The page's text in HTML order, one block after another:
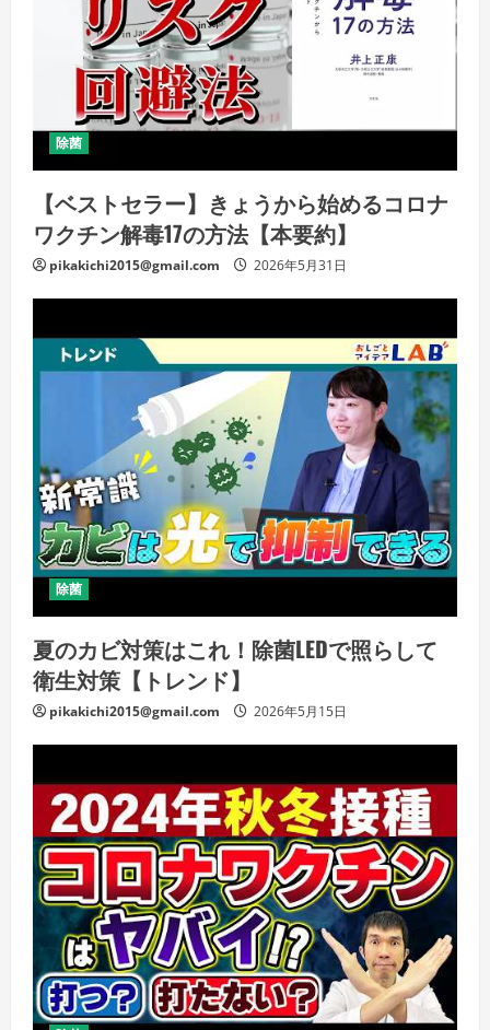
除菌
【ベストセラー】きょうから始めるコロナ
ワクチン解毒17の方法【本要約】
pikakichi2015@gmail.com 2026年5月31日
除菌
夏のカビ対策はこれ！除菌LEDで照らして
衛生対策【トレンド】
pikakichi2015@gmail.com 2026年5月15日